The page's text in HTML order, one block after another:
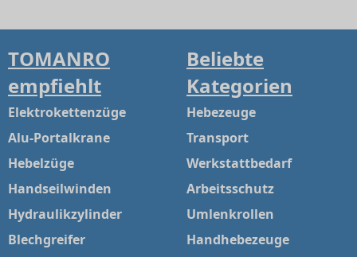
TOMANRO
empfiehlt
Elektrokettenzüge
Alu-Portalkrane
Hebelzüge
Handseilwinden
Hydraulikzylinder
Blechgreifer
Beliebte
Kategorien
Hebezeuge
Transport
Werkstattbedarf
Arbeitsschutz
Umlenkrollen
Handhebezeuge